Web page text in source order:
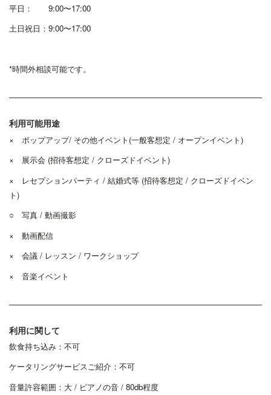
平日： 9:00〜17:00
土日祝日：9:00〜17:00
*時間外相談可能です。
利用可能用途
× ポップアップ/ その他イベント(一般客想定 / オープンイベント)
× 展示会 (招待客想定 / クローズドイベント)
× レセプションパーティ / 結婚式等 (招待客想定 / クローズドイベン
ト)
○ 写真 / 動画撮影
× 動画配信
× 会議 / レッスン / ワークショップ
× 音楽イベント
利用に関して
飲食持ち込み：不可
ケータリングサービスご紹介：不可
音量許容範囲：大 / ピアノの音 / 80db程度